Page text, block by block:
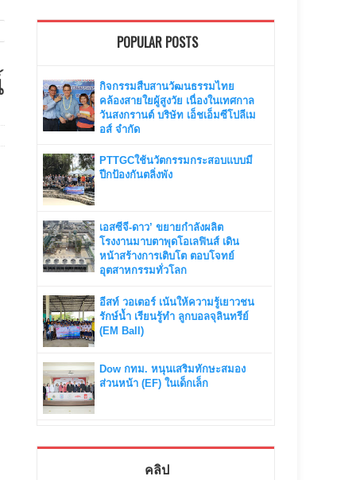
POPULAR POSTS
กิจกรรมสืบสานวัฒนธรรมไทย
คล้องสายใยผู้สูงวัย เนื่องในเทศกาล
วันสงกรานต์ บริษัท เอ็ชเอ็มซีโปลีเม
อส์ จำกัด
PTTGCใช้นวัตกรรมกระสอบแบบมี
ปีกป้องกันตลิ่งพัง
เอสซีจี-ดาว’ ขยายกำลังผลิต
โรงงานมาบตาพุดโอเลฟินส์ เดิน
หน้าสร้างการเติบโต ตอบโจทย์
อุตสาหกรรมทั่วโลก
อีสท์ วอเตอร์ เน้นให้ความรู้เยาวชน
รักษ์น้ำ เรียนรู้ทำ ลูกบอลจุลินทรีย์
(EM Ball)
Dow กทม. หนุนเสริมทักษะสมอง
ส่วนหน้า (EF) ในเด็กเล็ก
คลิป